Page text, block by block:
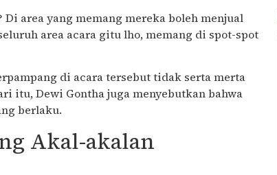
area yang memang mereka boleh menjual
area acara gitu lho, memang di spot-spot
di acara tersebut tidak serta merta
itu, Dewi Gontha juga menyebutkan bahwa
berlaku.
Akal-akalan